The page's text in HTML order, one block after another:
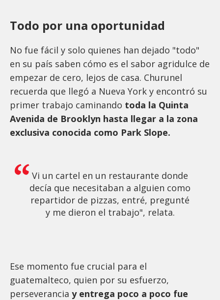
Todo por una oportunidad
No fue fácil y solo quienes han dejado "todo"
en su país saben cómo es el sabor agridulce de
empezar de cero, lejos de casa. Churunel
recuerda que llegó a Nueva York y encontró su
primer trabajo caminando toda la Quinta
Avenida de Brooklyn hasta llegar a la zona
exclusiva conocida como Park Slope.
Vi un cartel en un restaurante donde
decía que necesitaban a alguien como
repartidor de pizzas, entré, pregunté
y me dieron el trabajo", relata.
Ese momento fue crucial para el
guatemalteco, quien por su esfuerzo,
perseverancia y entrega poco a poco fue